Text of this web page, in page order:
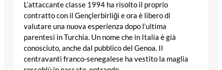
L’attaccante classe 1994 ha risolto il proprio
contratto con il Gençlerbirliği e ora è libero di
valutare una nuova esperienza dopo l’ultima
parentesi in Turchia. Un nome che in Italia è già
conosciuto, anche dal pubblico del Genoa. Il
centravanti franco-senegalese ha vestito la maglia